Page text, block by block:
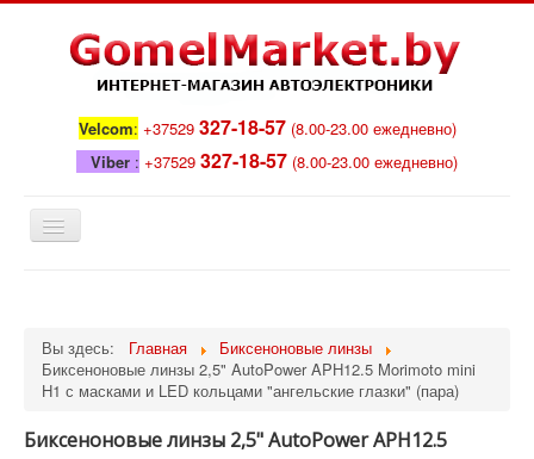
Velcom: +37529 327-18-57(8.00-23.00 ежедневно)
Viber : +37529 327-18-57 (8.00-23.00 ежедневно)
Toggle
Navigation
О магазине
Контакты
Вы здесь: Главная
Биксеноновые линзы
Биксеноновые линзы 2,5" AutoPower APH12.5 Morimoto mini
H1 с масками и LED кольцами "ангельские глазки" (пара)
Биксеноновые линзы 2,5" AutoPower APH12.5